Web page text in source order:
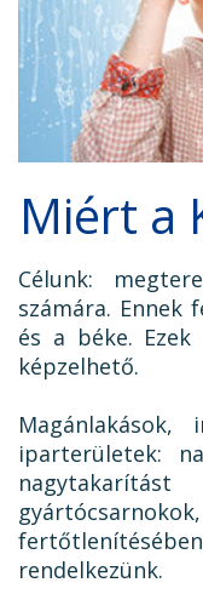
Miért a
Célunk:
számára. Ennek
és a béke.
képzelhető.
Magánlakások,
iparterületek:
rendelkezünk.